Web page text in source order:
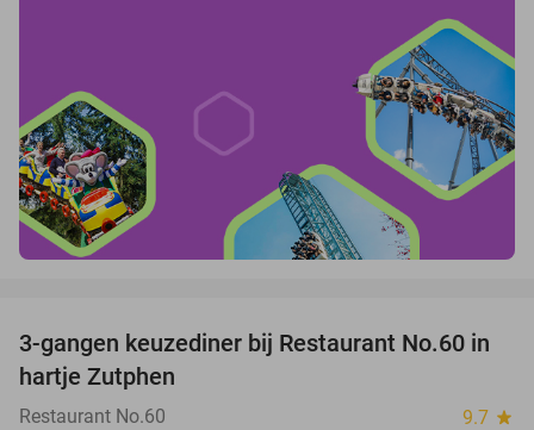
39%
3-gangen keuzediner bij Restaurant No.60 in
hartje Zutphen
Restaurant No.60 9.7 star